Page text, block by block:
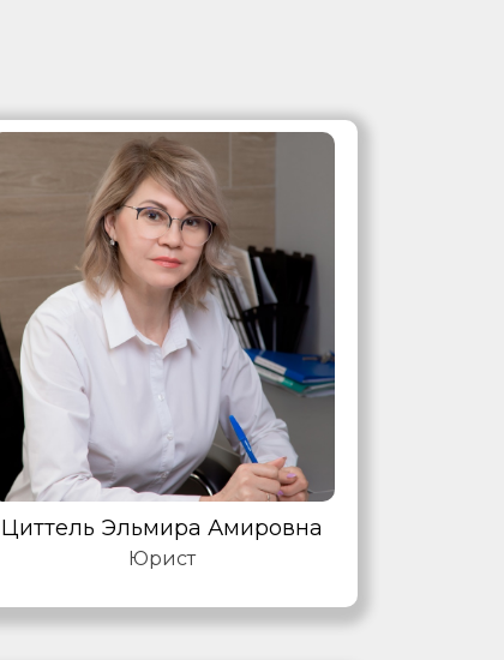
Юрист
Циттель Эльмира Амировна